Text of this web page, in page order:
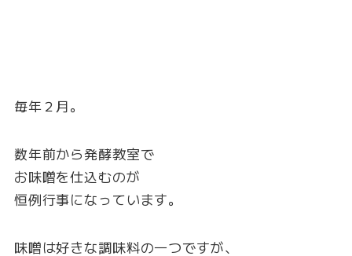
毎年２月。
数年前から発酵教室で
お味噌を仕込むのが
恒例行事になっています。
味噌は好きな調味料の一つですが、